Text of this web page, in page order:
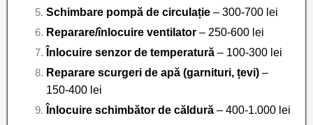
Schimbare pompă de circulație – 300-700 lei
Reparare/înlocuire ventilator – 250-600 lei
Înlocuire senzor de temperatură – 100-300 lei
Reparare scurgeri de apă (garnituri, țevi) –
150-400 lei
Înlocuire schimbător de căldură – 400-1.000 lei